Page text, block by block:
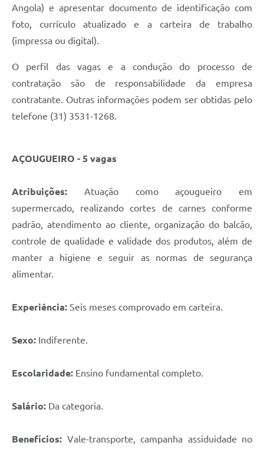
Angola) e apresentar documento de identificação com
foto, currículo atualizado e a carteira de trabalho
(impressa ou digital).
O perfil das vagas e a condução do processo de
contratação são de responsabilidade da empresa
contratante. Outras informações podem ser obtidas pelo
telefone (31) 3531-1268.
AÇOUGUEIRO - 5 vagas
Atribuições: Atuação como açougueiro em
supermercado, realizando cortes de carnes conforme
padrão, atendimento ao cliente, organização do balcão,
controle de qualidade e validade dos produtos, além de
manter a higiene e seguir as normas de segurança
alimentar.
Experiência: Seis meses comprovado em carteira.
Sexo: Indiferente.
Escolaridade: Ensino fundamental completo.
Salário: Da categoria.
Benefícios: Vale-transporte, campanha assiduidade no